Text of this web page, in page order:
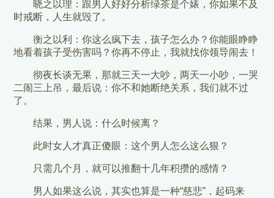
晓之以理：跟男人好好分析绿茶是个婊，你如果不及
时戒断，人生就毁了。
衡之以利：你这么疯下去，孩子怎么办？你能眼睁睁
地看着孩子受伤害吗？你再不停止，我就找你领导闹去！
彻夜长谈无果，那就三天一大吵，两天一小吵，一哭
二闹三上吊，最后说：你不和她断绝关系，我们就不过
了。
结果，男人说：什么时候离？
此时女人才真正傻眼：这个男人怎么这么狠？
只需几个月，就可以推翻十几年积攒的感情？
男人如果这么说，其实也算是一种“慈悲”，起码来